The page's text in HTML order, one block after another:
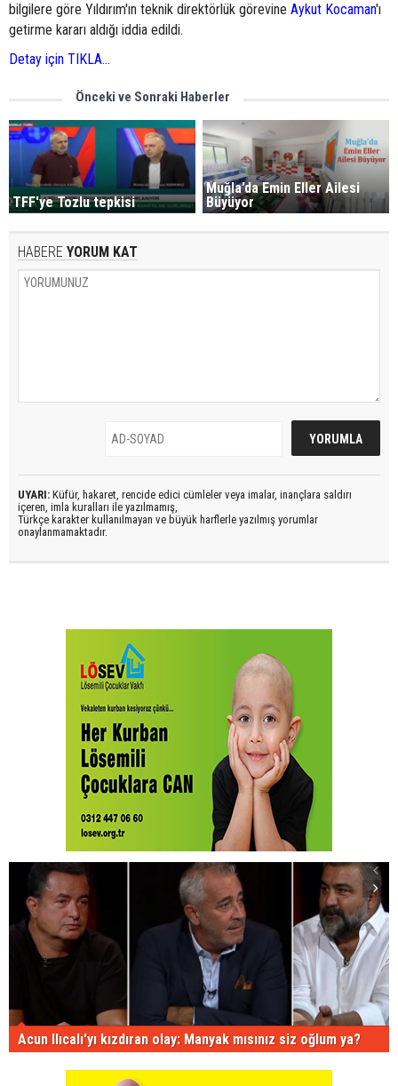
bilgilere göre Yıldırım'ın teknik direktörlük görevine Aykut Kocaman'ı
getirme kararı aldığı iddia edildi.
Detay için TIKLA...
Önceki ve Sonraki Haberler
TFF'ye Tozlu tepkisi
Muğla’da Emin Eller Ailesi
Büyüyor
HABERE YORUM KAT
UYARI: Küfür, hakaret, rencide edici cümleler veya imalar, inançlara saldırı
içeren, imla kuralları ile yazılmamış,
Türkçe karakter kullanılmayan ve büyük harflerle yazılmış yorumlar
onaylanmamaktadır.
Acun Ilıcalı'yı kızdıran olay: Manyak mısınız siz oğlum ya?